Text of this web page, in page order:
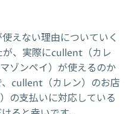
えない理由についていく
が、実際にcullent（カレ
ゾンペイ）が使えるのか
cullent（カレン）のお店
の支払いに対応している